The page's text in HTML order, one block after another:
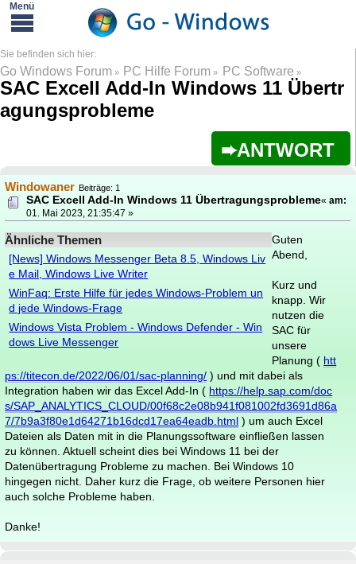
Go Windows Forum » PC Hilfe Forum » PC Software »
SAC Excell Add-In Windows 11 Übertr
agungsprobleme
ANTWORT
Windowaner Beiträge: 1
SAC Excell Add-In Windows 11 Übertragungsprobleme«am:
01. Mai 2023, 21:35:47 »
Ähnliche Themen
[News] Windows Messenger Beta 8.5, Windows Liv
e Mail, Windows Live Writer
WinFaq: Erste Hilfe für jedes Windows-Problem un
d jede Windows-Frage
Windows Vista Problem - Windows Defender - Win
dows Live Messenger
Guten
Abend,
Kurz und
knapp. Wir
nutzen die
SAC für
unsere
Planung ( htt
ps://titecon.de/2022/06/01/sac-planning/ ) und mit dabei als
Integration haben wir das Excel Add-In ( https://help.sap.com/doc
s/SAP_ANALYTICS_CLOUD/00f68c2e08b941f081002fd3691d86a
7/7b9a3f80e1d64271b16dcd17ea64eadb.html ) um auch Excel
Dateien als Daten mit in die Planungssoftware einfließen lassen
zu können. Aktuell scheint dies bei Windows 11 bei der
Datenübertragung Probleme zu machen. Bei Windows 10
hingegen nicht. Daher kurz die Frage, ob weitere Personen hier
auch solche Probleme haben.
Danke!